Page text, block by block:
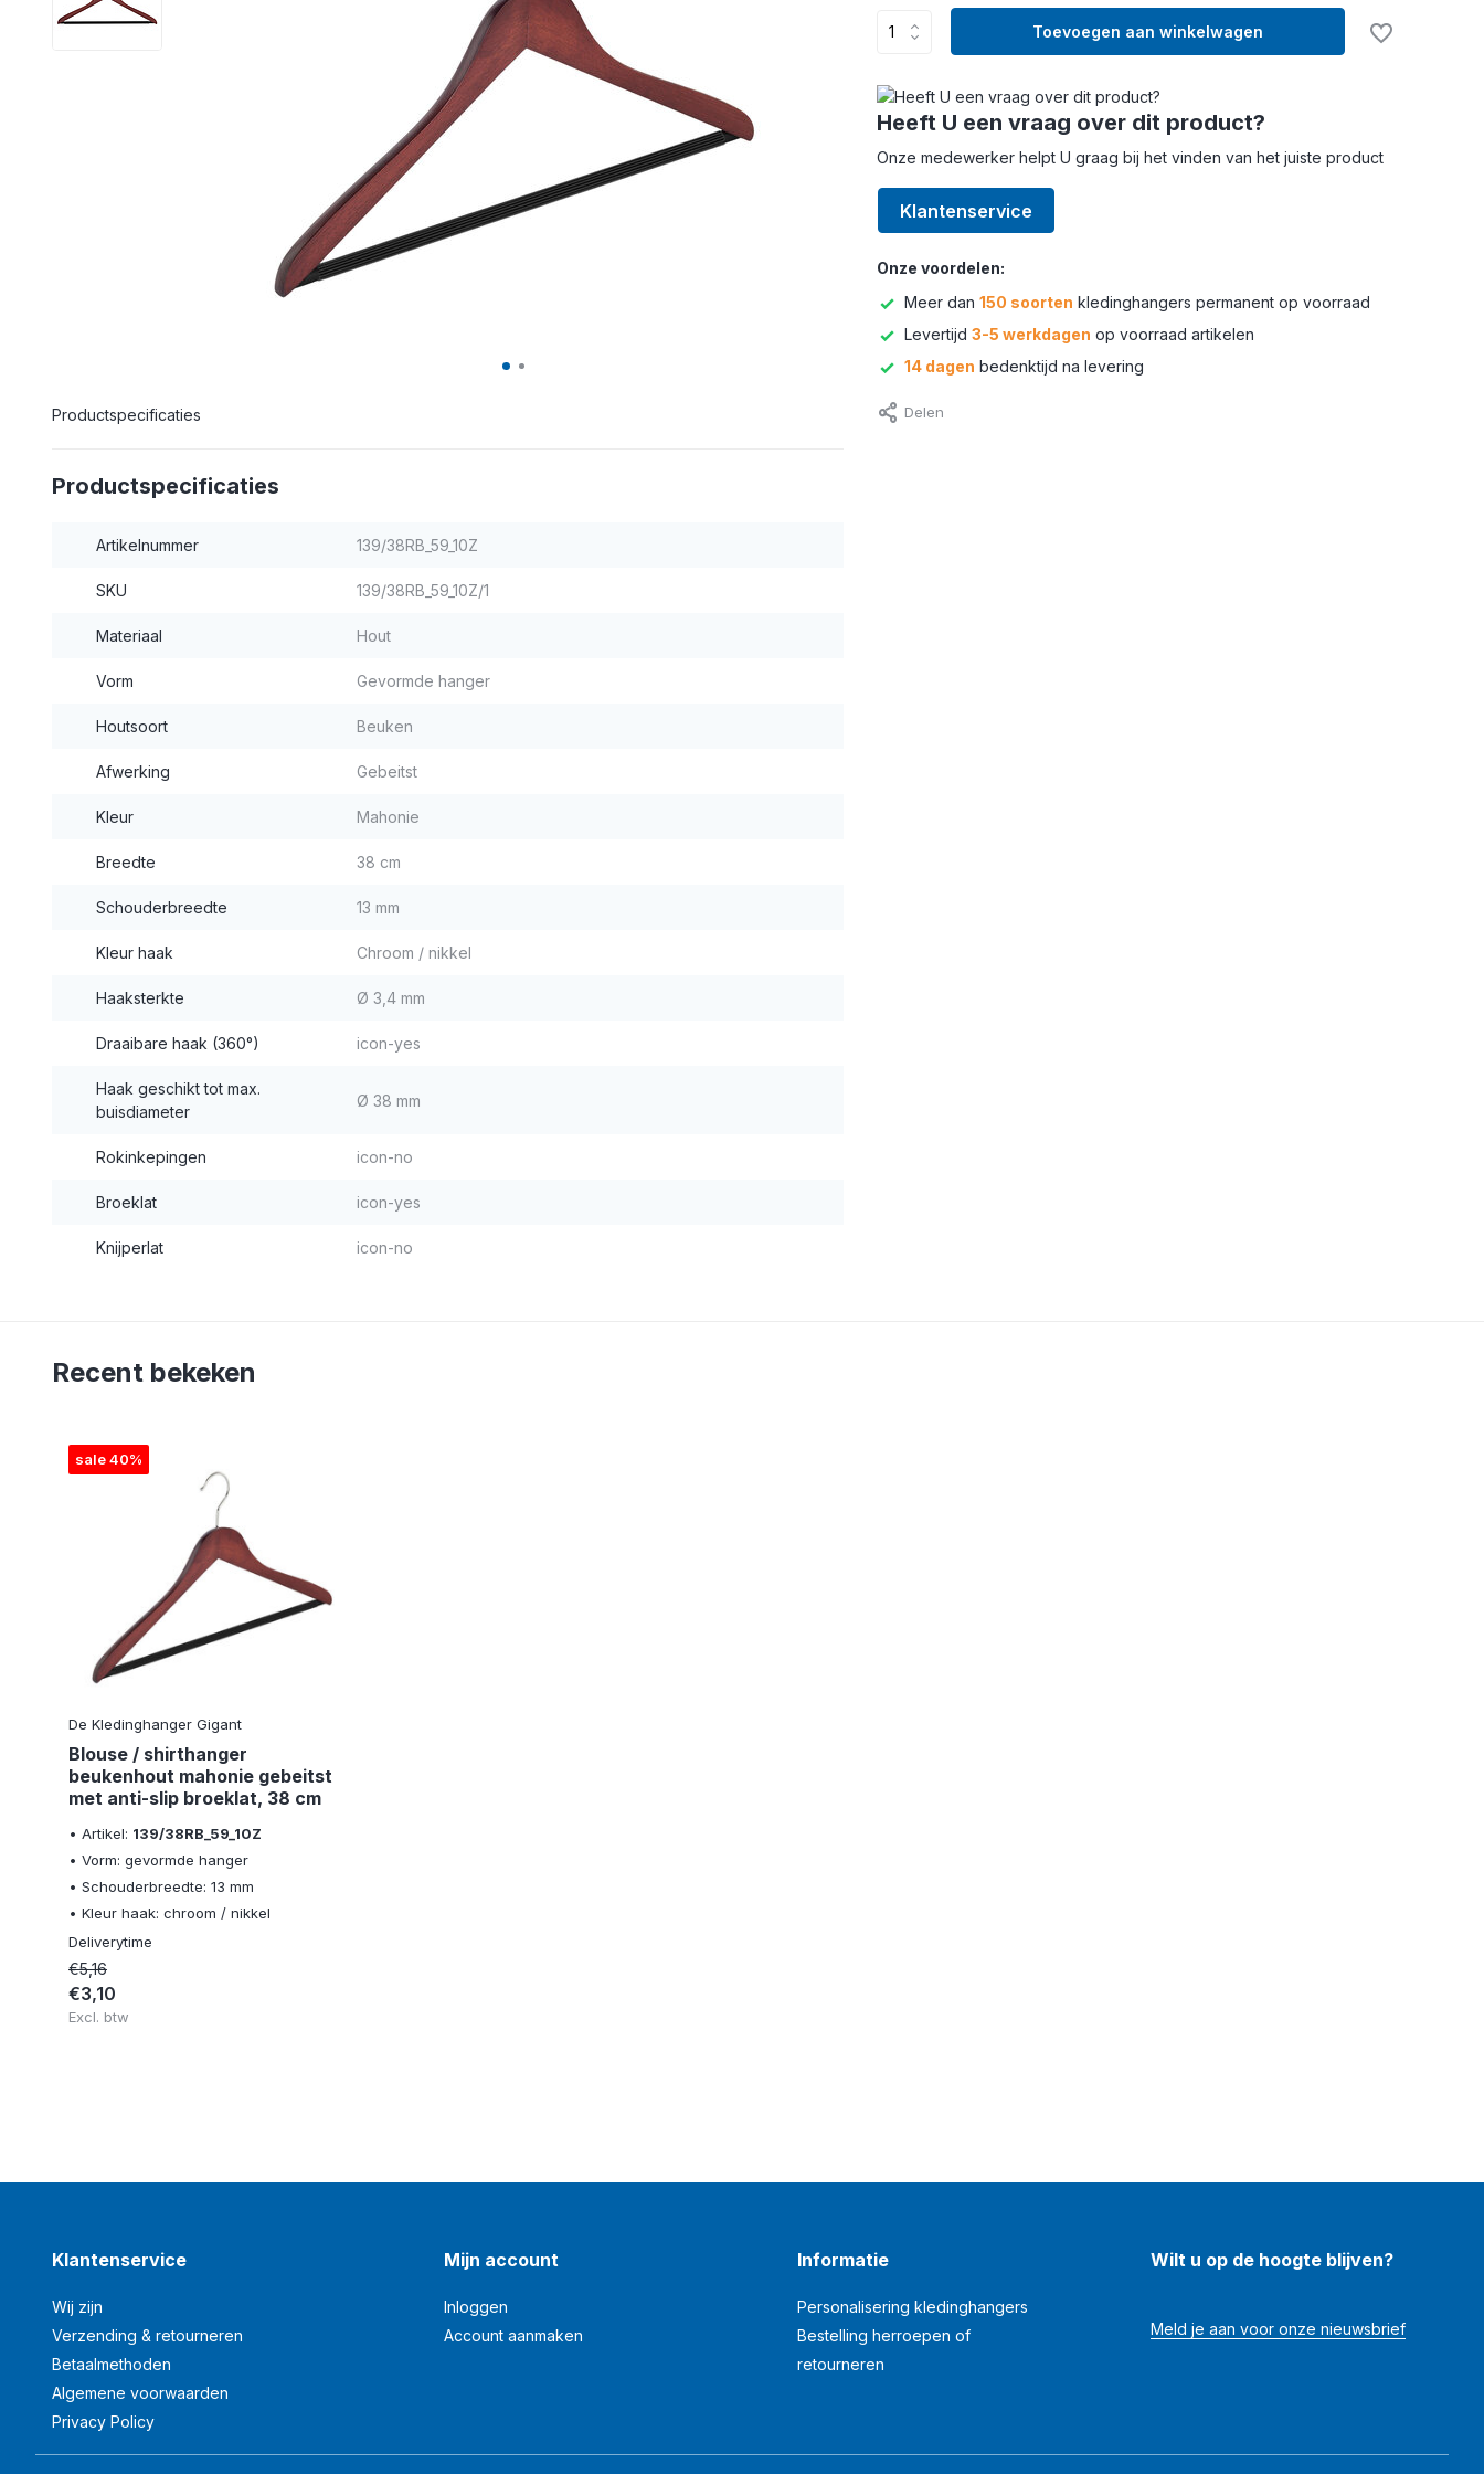
Productspecificaties
Productspecificaties
Artikelnummer 139/38RB_59_10Z
SKU 139/38RB_59_10Z/1
Materiaal Hout
Vorm Gevormde hanger
Houtsoort Beuken
Afwerking Gebeitst
Kleur Mahonie
Breedte 38 cm
Schouderbreedte 13 mm
Kleur haak Chroom / nikkel
Haaksterkte Ø 3,4 mm
Draaibare haak (360°) icon-yes
Haak geschikt tot max.
buisdiameter
Ø 38 mm
Rokinkepingen icon-no
Broeklat icon-yes
Knijperlat icon-no
Toevoegen aan winkelwagen
Heeft U een vraag over dit product?
Onze medewerker helpt U graag bij het vinden van het juiste product
Klantenservice
Onze voordelen:
Meer dan 150 soorten kledinghangers permanent op voorraad
Levertijd 3-5 werkdagen op voorraad artikelen
14 dagen bedenktijd na levering
Delen
Recent bekeken
sale 40%
De Kledinghanger Gigant
Blouse / shirthanger
beukenhout mahonie gebeitst
met anti-slip broeklat, 38 cm
• Artikel: 139/38RB_59_10Z
• Vorm: gevormde hanger
• Schouderbreedte: 13 mm
• Kleur haak: chroom / nikkel
Deliverytime
€5,16
€3,10
Excl. btw
Klantenservice
Wij zijn
Verzending & retourneren
Betaalmethoden
Algemene voorwaarden
Privacy Policy
Mijn account
Inloggen
Account aanmaken
Informatie
Personalisering kledinghangers
Bestelling herroepen of
retourneren
Wilt u op de hoogte blijven?
Meld je aan voor onze nieuwsbrief